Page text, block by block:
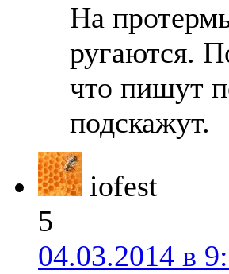
На
ругаются.
что пишут
подскажут.
iofest
5
04.03.2014 в